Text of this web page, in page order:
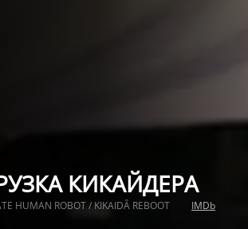
КИКАЙДЕРА
HUMAN ROBOT / KIKAIDÂ REBOOT IMDb